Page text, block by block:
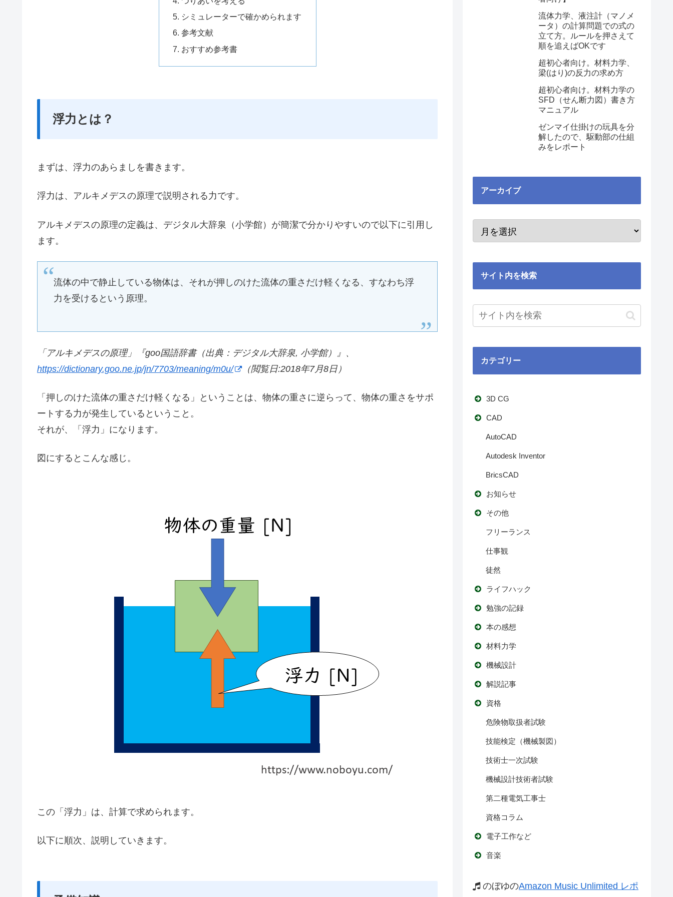
シミュレーターで確かめられます
参考文献
おすすめ参考書
浮力とは？
まずは、浮力のあらましを書きます。
浮力は、アルキメデスの原理で説明される力です。
アルキメデスの原理の定義は、デジタル大辞泉（小学館）が簡潔で分かりやすいので以下に引用し
ます。
流体の中で静止している物体は、それが押しのけた流体の重さだけ軽くなる、すなわち浮
力を受けるという原理。
「アルキメデスの原理」『goo国語辞書（出典：デジタル大辞泉, 小学館）』、
https://dictionary.goo.ne.jp/jn/7703/meaning/m0u/
（閲覧日:2018年7月8日）
「押しのけた流体の重さだけ軽くなる」ということは、物体の重さに逆らって、物体の重さをサポ
ートする力が発生しているということ。
それが、「浮力」になります。
図にするとこんな感じ。
この「浮力」は、計算で求められます。
以下に順次、説明していきます。
流体力学、液注計（マノメ
ータ）の計算問題での式の
立て方。ルールを押さえて
順を追えばOKです
超初心者向け。材料力学、
梁(はり)の反力の求め方
超初心者向け。材料力学の
SFD（せん断力図）書き方
マニュアル
ゼンマイ仕掛けの玩具を分
解したので、駆動部の仕組
みをレポート
アーカイブ
サイト内を検索
カテゴリー
3D CG
CAD
AutoCAD
Autodesk Inventor
BricsCAD
お知らせ
その他
フリーランス
仕事観
徒然
ライフハック
勉強の記録
本の感想
材料力学
機械設計
解説記事
資格
危険物取扱者試験
技能検定（機械製図）
技術士一次試験
機械設計技術者試験
第二種電気工事士
資格コラム
電子工作など
音楽
のぼゆのAmazon Music Unlimited レポ